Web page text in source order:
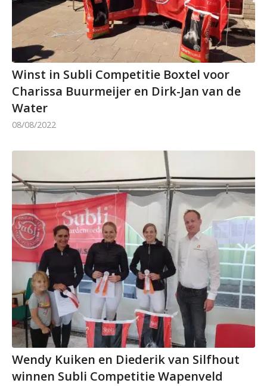
Winst in Subli Competitie Boxtel voor
Charissa Buurmeijer en Dirk-Jan van de
Water
08/08/2022
Wendy Kuiken en Diederik van Silfhout
winnen Subli Competitie Wapenveld